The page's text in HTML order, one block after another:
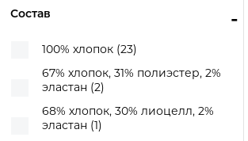
-
Состав
100% хлопок (23)
67% хлопок, 31% полиэстер, 2%
эластан (2)
68% хлопок, 30% лиоцелл, 2%
эластан (1)